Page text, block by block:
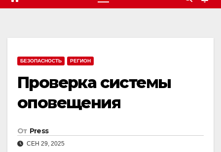
БЕЗОПАСНОСТЬ РЕГИОН
Проверка системы
оповещения
От Press
СЕН 29, 2025